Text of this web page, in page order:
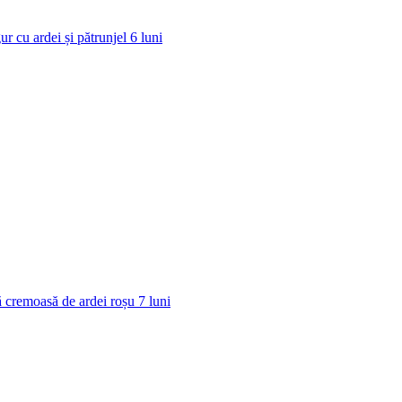
cu ardei și pătrunjel 6 luni
cremoasă de ardei roșu 7 luni